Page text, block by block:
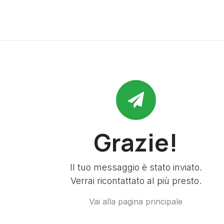
Grazie!
Il tuo messaggio è stato inviato.
Verrai ricontattato al più presto.
Vai alla pagina principale